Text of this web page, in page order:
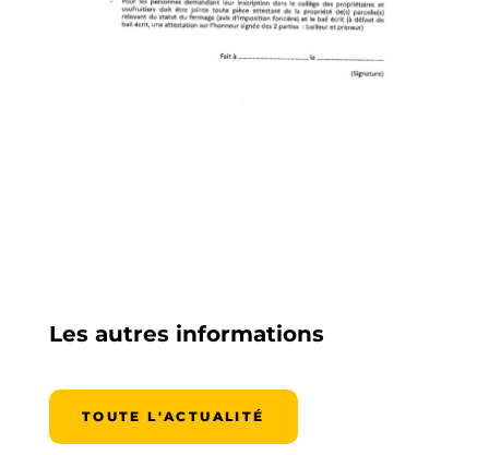
Les autres informations
TOUTE L'ACTUALITÉ